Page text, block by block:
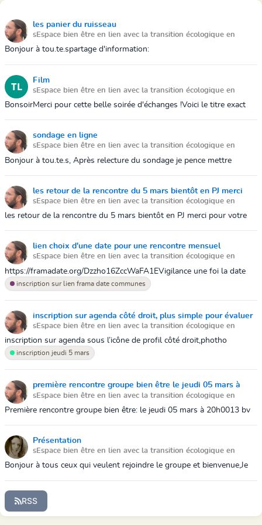
les panier du ruisseau
sEspace bien être en lien avec la transition écologique en
economie social et solidaire
April 28, 2020 4:36 PM
Bonjour à tou.te.spartage d'information:
Film
sEspace bien être en lien avec la transition écologique en
economie social et solidaire March 13, 2020 1:52 PM
BonsoirMerci pour cette belle soirée d'échanges !Voici le titre exact
sommes !Art...
sondage en ligne
sEspace bien être en lien avec la transition écologique en
economie social et solidaire
March 12, 2020 8:09 PM
Bonjour à tou.te.s, Après relecture du sondage je pence mettre
les retour de la rencontre du 5 mars bientôt en PJ merci
pour votre patience
sEspace bien être en lien avec la transition écologique en
economie social et solidaire
March 11, 2020 3:46 PM
les retour de la rencontre du 5 mars bientôt en PJ merci pour votre
frama pour ...
lien choix d'une date pour une rencontre mensuel
sEspace bien être en lien avec la transition écologique en
economie social et solidaire March 11, 2020 3:40 PM
https://framadate.org/Dzzho16ZccWaFA1EVigilance une foi la date
valider noublier pas de vous inscrire sur l'agenda à droite merci
inscription sur lien frama date communes
inscription sur agenda côté droit, plus simple pour évaluer
votre présence merci
sEspace bien être en lien avec la transition écologique en
economie social et solidaire
March 4, 2020 2:24 PM
inscription sur agenda sous l’icône de profil côté droit,photho
exemple en PJvous pouvez vous désinscrire à tout moment c’est plus
inscription jeudi 5 mars
première rencontre groupe bien être le jeudi 05 mars à
20h00
sEspace bien être en lien avec la transition écologique en
economie social et solidaire
February 27, 2020 12:58 PM
Première rencontre groupe bien être: le jeudi 05 mars à 20h0013 bv
Présentation
sEspace bien être en lien avec la transition écologique en
economie social et solidaireFebruary 13, 2020 6:57 PM
Bonjour à tous ceux qui veulent rejoindre le groupe et bienvenue,Je
projet me tie...
RSS